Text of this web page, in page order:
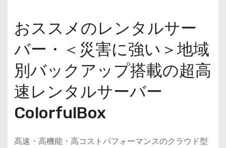
おススメのレンタルサー
バー・＜災害に強い＞地域
別バックアップ搭載の超高
速レンタルサーバー
ColorfulBox
高速・高機能・高コストパフォーマンスのクラウド型